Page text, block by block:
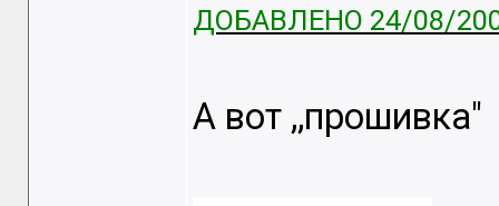
ДОБАВЛЕНО 24/08/
А вот ,,прошивка"